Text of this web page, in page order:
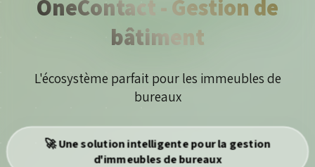
OneContact - Gestion de
bâtiment
L'écosystème parfait pour les immeubles de
bureaux
🚀 Une solution intelligente pour la gestion
d'immeubles de bureaux